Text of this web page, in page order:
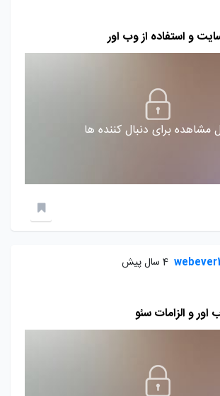
و استفاده از وب اور
مشاهده برای دنبال کننده ها
4 سال پیش
و الزامات سئو